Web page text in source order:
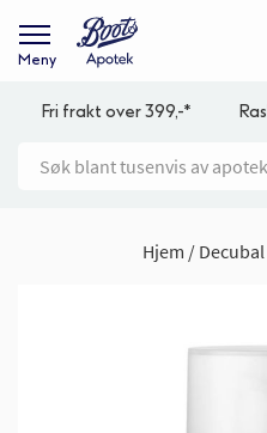
Meny
Fri frakt over 399,-*
Hjem